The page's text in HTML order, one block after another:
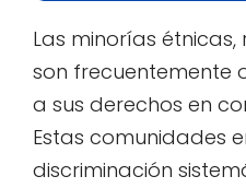
Las minorías étnicas,
son frecuentemente
a sus derechos en
Estas comunidades
discriminación